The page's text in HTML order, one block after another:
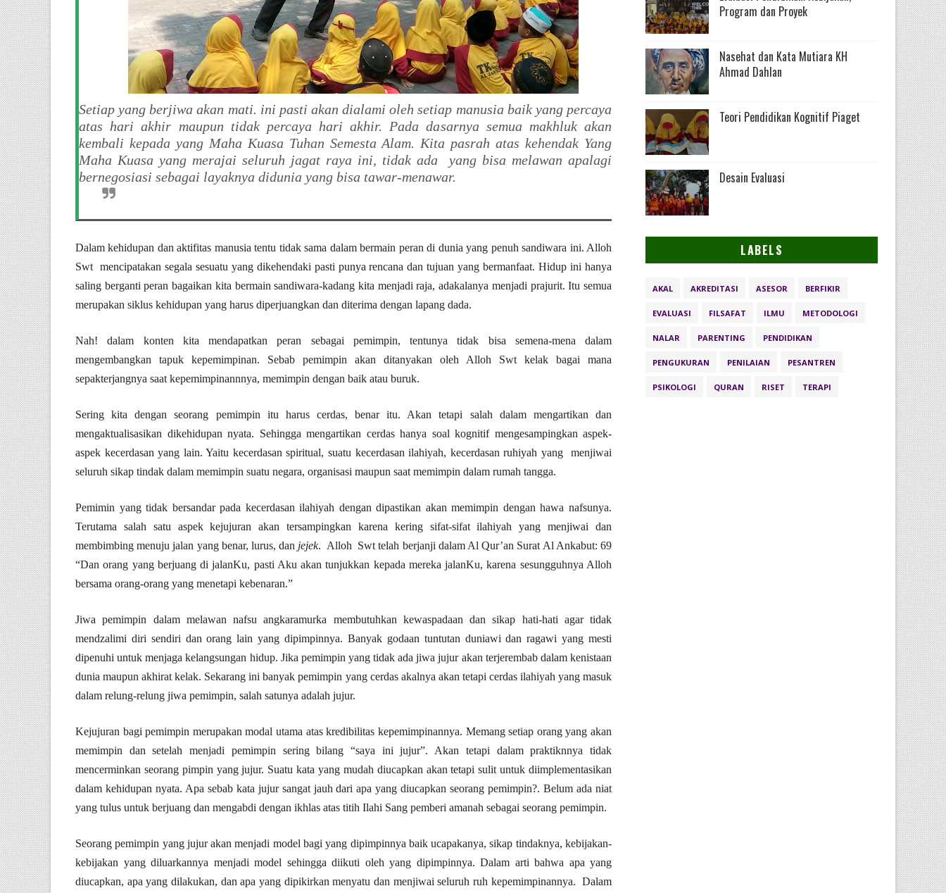
Setiap yang berjiwa akan mati. ini pasti akan dialami oleh setiap manusia baik yang percaya
atas hari akhir maupun tidak percaya hari akhir. Pada dasarnya semua makhluk akan
kembali kepada yang Maha Kuasa Tuhan Semesta Alam. Kita pasrah atas kehendak Yang
Maha Kuasa yang merajai seluruh jagat raya ini, tidak ada yang bisa melawan apalagi
bernegosiasi sebagai layaknya didunia yang bisa tawar-menawar.
Dalam kehidupan dan aktifitas manusia tentu tidak sama dalam bermain peran di dunia yang penuh sandiwara ini. Alloh
Swt mencipatakan segala sesuatu yang dikehendaki pasti punya rencana dan tujuan yang bermanfaat. Hidup ini hanya
saling berganti peran bagaikan kita bermain sandiwara-kadang kita menjadi raja, adakalanya menjadi prajurit. Itu semua
merupakan siklus kehidupan yang harus diperjuangkan dan diterima dengan lapang dada.
Nah! dalam konten kita mendapatkan peran sebagai pemimpin, tentunya tidak bisa semena-mena dalam
mengembangkan tapuk kepemimpinan. Sebab pemimpin akan ditanyakan oleh Alloh Swt kelak bagai mana
sepakterjangnya saat kepemimpinannnya, memimpin dengan baik atau buruk.
Sering kita dengan seorang pemimpin itu harus cerdas, benar itu. Akan tetapi salah dalam mengartikan dan
mengaktualisasikan dikehidupan nyata. Sehingga mengartikan cerdas hanya soal kognitif mengesampingkan aspek-
aspek kecerdasan yang lain. Yaitu kecerdasan spiritual, suatu kecerdasan ilahiyah, kecerdasan ruhiyah yang menjiwai
seluruh sikap tindak dalam memimpin suatu negara, organisasi maupun saat memimpin dalam rumah tangga.
Pemimin yang tidak bersandar pada kecerdasan ilahiyah dengan dipastikan akan memimpin dengan hawa nafsunya.
Terutama salah satu aspek kejujuran akan tersampingkan karena kering sifat-sifat ilahiyah yang menjiwai dan
membimbing menuju jalan yang benar, lurus, dan jejek. Alloh Swt telah berjanji dalam Al Qur’an Surat Al Ankabut: 69
“Dan orang yang berjuang di jalanKu, pasti Aku akan tunjukkan kepada mereka jalanKu, karena sesungguhnya Alloh
bersama orang-orang yang menetapi kebenaran.”
Jiwa pemimpin dalam melawan nafsu angkaramurka membutuhkan kewaspadaan dan sikap hati-hati agar tidak
mendzalimi diri sendiri dan orang lain yang dipimpinnya. Banyak godaan tuntutan duniawi dan ragawi yang mesti
dipenuhi untuk menjaga kelangsungan hidup. Jika pemimpin yang tidak ada jiwa jujur akan terjerembab dalam kenistaan
dunia maupun akhirat kelak. Sekarang ini banyak pemimpin yang cerdas akalnya akan tetapi cerdas ilahiyah yang masuk
dalam relung-relung jiwa pemimpin, salah satunya adalah jujur.
Kejujuran bagi pemimpin merupakan modal utama atas kredibilitas kepemimpinannya. Memang setiap orang yang akan
memimpin dan setelah menjadi pemimpin sering bilang “saya ini jujur”. Akan tetapi dalam praktiknnya tidak
mencerminkan seorang pimpin yang jujur. Suatu kata yang mudah diucapkan akan tetapi sulit untuk diimplementasikan
dalam kehidupan nyata. Apa sebab kata jujur sangat jauh dari apa yang diucapkan seorang pemimpin?. Belum ada niat
yang tulus untuk berjuang dan mengabdi dengan ikhlas atas titih Ilahi Sang pemberi amanah sebagai seorang pemimpin.
Seorang pemimpin yang jujur akan menjadi model bagi yang dipimpinnya baik ucapakanya, sikap tindaknya, kebijakan-
kebijakan yang diluarkannya menjadi model sehingga diikuti oleh yang dipimpinnya. Dalam arti bahwa apa yang
diucapkan, apa yang dilakukan, dan apa yang dipikirkan menyatu dan menjiwai seluruh ruh kepemimpinannya. Dalam
Program dan Proyek
Nasehat dan Kata Mutiara KH
Ahmad Dahlan
Teori Pendidikan Kognitif Piaget
Desain Evaluasi
LABELS
AKAL AKREDITASI ASESOR BERFIKIR
EVALUASI FILSAFAT ILMU METODOLOGI
NALAR PARENTING PENDIDIKAN
PENGUKURAN PENILAIAN PESANTREN
PSIKOLOGI QURAN RISET TERAPI